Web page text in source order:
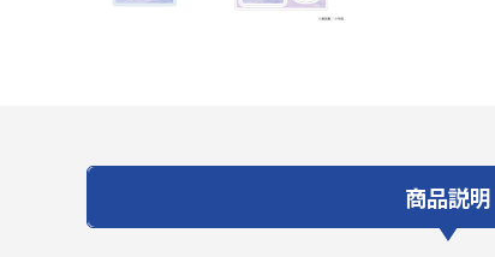
商品説明